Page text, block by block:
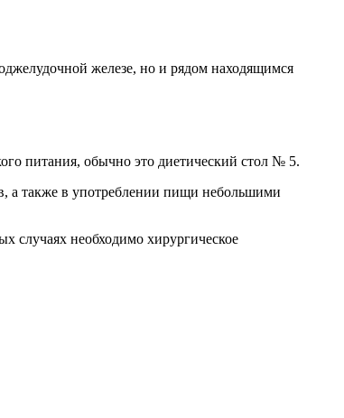
железе, но и рядом находящимся
питания, обычно это диетический стол № 5.
а также в употреблении пищи небольшими
случаях необходимо хирургическое